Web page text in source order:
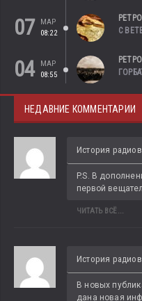
07
МАР
08:22
РЕТРО
С
04
МАР
08:55
РЕТРО
НЕДАВНИЕ КОММЕНТАРИИ
История
P.S. В
первой
ЧИТАТЬ ВСЁ...
История
В новых
дана новая